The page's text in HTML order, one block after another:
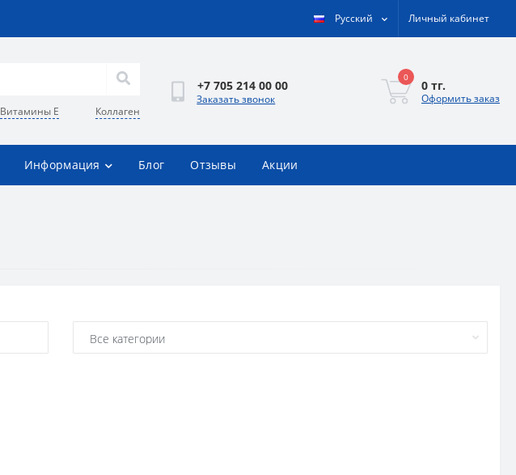
Русский Личный кабинет
Витамины Е Коллаген
+7 705 214 00 00
Заказать звонок
0
0 тг.
Оформить заказ
Информация Блог Отзывы Акции